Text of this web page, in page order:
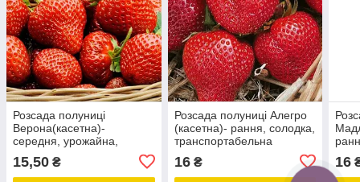
Розсада полуниці
Верона(касетна)-
середня, урожайна,
15,50 ₴
Розсада полуниці Алегро
(касетна)- рання, солодка,
транспортабельна
16₴ 16